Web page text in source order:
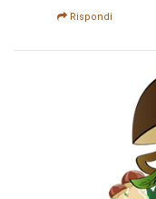
Rispondi